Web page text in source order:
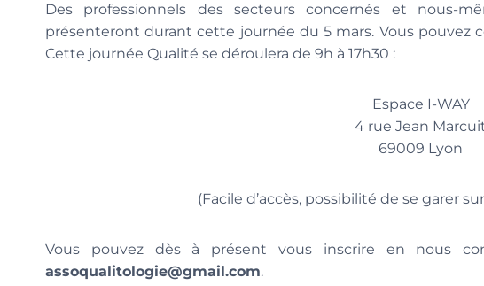
Des professionnels des secteurs concernés et nous-
présenteront durant cette journée du 5 mars. Vous pouvez
Cette journée Qualité se déroulera de 9h à 17h30 :
Espace I-WAY
4 rue Jean
69009 Lyon
(Facile d’accès, possibilité de se garer
Vous pouvez dès à présent vous inscrire en nous
assoqualitologie@gmail.com.